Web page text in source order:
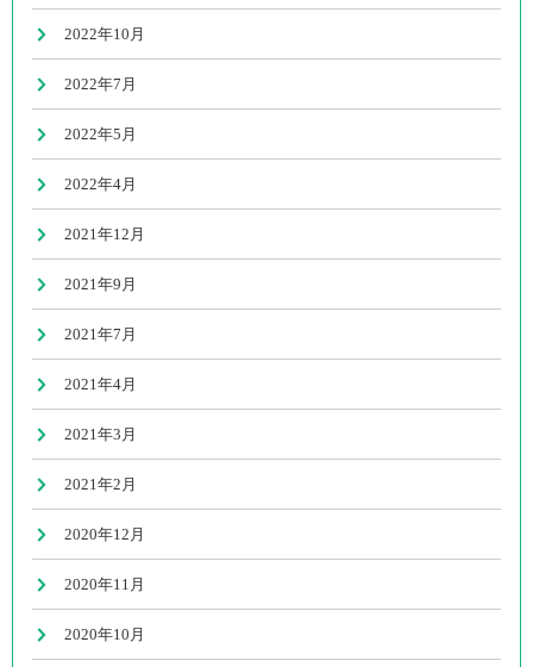
2022年10月
2022年7月
2022年5月
2022年4月
2021年12月
2021年9月
2021年7月
2021年4月
2021年3月
2021年2月
2020年12月
2020年11月
2020年10月